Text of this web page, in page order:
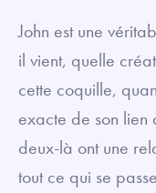
John est une
il vient, quelle
cette coquille,
exacte de son lien
deux-là ont une
tout ce qui se